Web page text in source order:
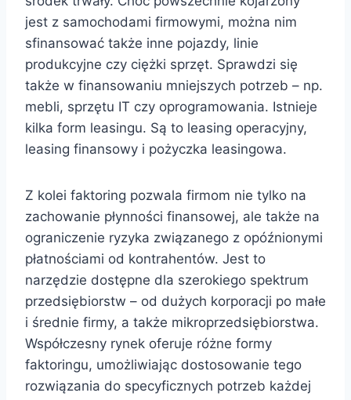
jest z samochodami firmowymi, można nim
sfinansować także inne pojazdy, linie
produkcyjne czy ciężki sprzęt. Sprawdzi się
także w finansowaniu mniejszych potrzeb – np.
mebli, sprzętu IT czy oprogramowania. Istnieje
kilka form leasingu. Są to leasing operacyjny,
leasing finansowy i pożyczka leasingowa.
Z kolei faktoring pozwala firmom nie tylko na
zachowanie płynności finansowej, ale także na
ograniczenie ryzyka związanego z opóźnionymi
płatnościami od kontrahentów. Jest to
narzędzie dostępne dla szerokiego spektrum
przedsiębiorstw – od dużych korporacji po małe
i średnie firmy, a także mikroprzedsiębiorstwa.
Współczesny rynek oferuje różne formy
faktoringu, umożliwiając dostosowanie tego
rozwiązania do specyficznych potrzeb każdej